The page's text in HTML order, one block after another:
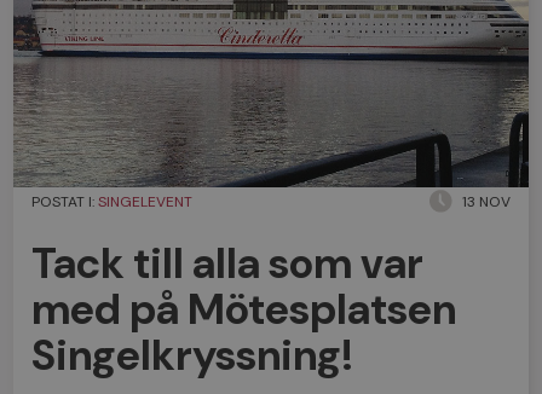
POSTAT I:SINGELEVENT 13 NOV
Tack till alla som var
med på Mötesplatsen
Singelkryssning!